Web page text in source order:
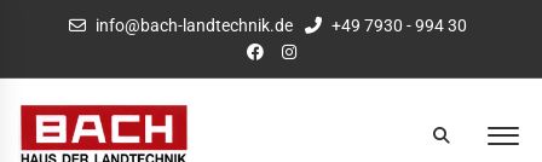
info@bach-landtechnik.de +49 7930 - 994 30